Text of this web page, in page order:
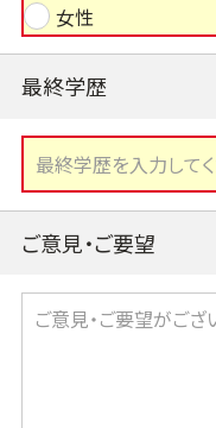
女性
最終学歴
ご意見・ご要望